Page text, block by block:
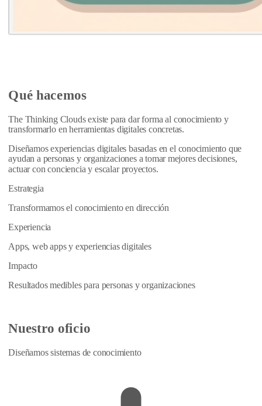
Qué hacemos
The Thinking Clouds existe para dar forma al conocimiento y
transformarlo en herramientas digitales concretas.
Diseñamos experiencias digitales basadas en el conocimiento que
ayudan a personas y organizaciones a tomar mejores decisiones,
actuar con conciencia y escalar proyectos.
Estrategia
Transformamos el conocimiento en dirección
Experiencia
Apps, web apps y experiencias digitales
Impacto
Resultados medibles para personas y organizaciones
Nuestro oficio
Diseñamos sistemas de conocimiento